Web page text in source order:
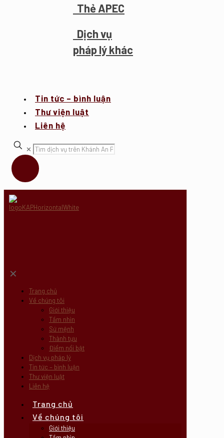
Thẻ APEC
Dịch vụ
pháp lý khác
Tin tức – bình luận
Thư viện luật
Liên hệ
✕
✕
Trang chủ
Về chúng tôi
Giới thiệu
Tầm nhìn
Sứ mệnh
Thành tựu
Điểm nổi bật
Dịch vụ pháp lý
Tin tức – bình luận
Thư viện luật
Liên hệ
Trang chủ
Về chúng tôi
Giới thiệu